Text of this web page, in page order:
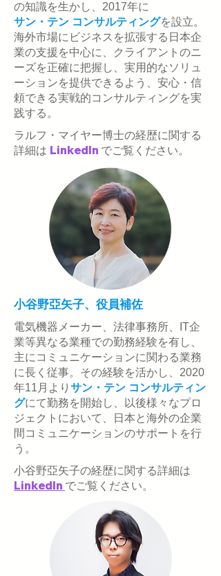
の知識を生かし、2017年に
サン・テン コンサルティングを設立。
海外市場にビジネスを拡張する日本企
業の支援を中心に、クライアントのニ
ーズを正確に把握し、実用的なソリュ
ーションを提供できるよう、安心・信
頼できる実戦的コンサルティングを実
践する。
ラルフ・マイヤー博士の経歴に関する
詳細は LinkedIn でご覧ください。
小谷野亞矢子、役員補佐
電気機器メーカー、法律事務所、IT企
業等異なる業種での勤務経験を有し、
主にコミュニケーションに関わる業務
に長く従事。その経験を活かし、2020
年11月より サン・テン コンサルティン
グにて勤務を開始し、以後様々なプロ
ジェクトにおいて、日本と海外の企業
間コミュニケーションのサポートを行
う。
小谷野亞矢子の経歴に関する詳細は
LinkedIn でご覧ください。